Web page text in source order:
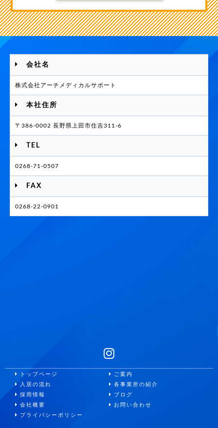
会社名
株式会社アーチメディカルサポート
本社住所
〒386-0002 長野県上田市住吉311-6
TEL
0268-71-0507
FAX
0268-22-0901
トップページ
ご案内
入居の流れ
各事業所の紹介
採用情報
ブログ
会社概要
お問い合わせ
プライバシーポリシー